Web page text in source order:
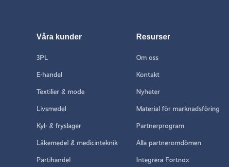
Våra kunder
3PL
E-handel
Textilier & mode
Livsmedel
Kyl- & fryslager
Läkemedel & medicinteknik
Partihandel
Resurser
Om oss
Kontakt
Nyheter
Material för marknadsföring
Partnerprogram
Alla partneromdömen
Integrera Fortnox